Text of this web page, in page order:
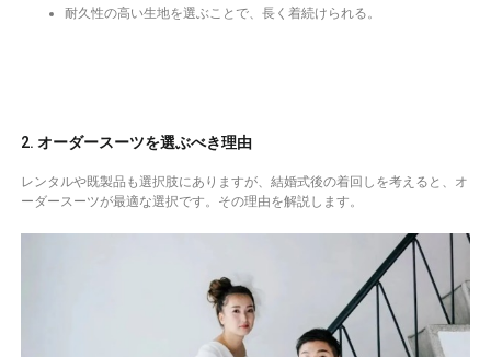
耐久性の高い生地を選ぶことで、長く着続けられる。
2. オーダースーツを選ぶべき理由
レンタルや既製品も選択肢にありますが、結婚式後の着回しを考えると、オ
ーダースーツが最適な選択です。その理由を解説します。